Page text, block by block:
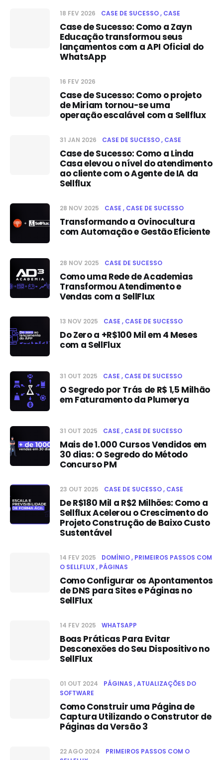
18 FEV 2026 CASE DE SUCESSO CASE
Case de Sucesso: Como a Zayn
Educação transformou seus
lançamentos com a API Oficial do
WhatsApp
16 FEV 2026
Case de Sucesso: Como o projeto
de Miriam tornou-se uma
operação escalável com a Sellflux
31 JAN 2026 CASE DE SUCESSO CASE
Case de Sucesso: Como a Linda
Casa elevou o nível do atendimento
ao cliente com o Agente de IA da
Sellflux
28 NOV 2025 CASE CASE DE SUCESSO
Transformando a Ovinocultura
com Automação e Gestão Eficiente
28 NOV 2025 CASE DE SUCESSO
Como uma Rede de Academias
Transformou Atendimento e
Vendas com a SellFlux
13 NOV 2025 CASE CASE DE SUCESSO
Do Zero a +R$100 Mil em 4 Meses
com a SellFlux
31 OUT 2025 CASE CASE DE SUCESSO
O Segredo por Trás de R$ 1,5 Milhão
em Faturamento da Plumerya
31 OUT 2025 CASE CASE DE SUCESSO
Mais de 1.000 Cursos Vendidos em
30 dias: O Segredo do Método
Concurso PM
23 OUT 2025 CASE DE SUCESSO CASE
De R$180 Mil a R$2 Milhões: Como a
Sellflux Acelerou o Crescimento do
Projeto Construção de Baixo Custo
Sustentável
14 FEV 2025 DOMÍNIO PRIMEIROS PASSOS COM
O SELLFLUX PÁGINAS
Como Configurar os Apontamentos
de DNS para Sites e Páginas no
SellFlux
14 FEV 2025 WHATSAPP
Boas Práticas Para Evitar
Desconexões do Seu Dispositivo no
SellFlux
01 OUT 2024 PÁGINAS ATUALIZAÇÕES DO
SOFTWARE
Como Construir uma Página de
Captura Utilizando o Construtor de
Páginas da Versão 3
22 AGO 2024
PRIMEIROS PASSOS COM O